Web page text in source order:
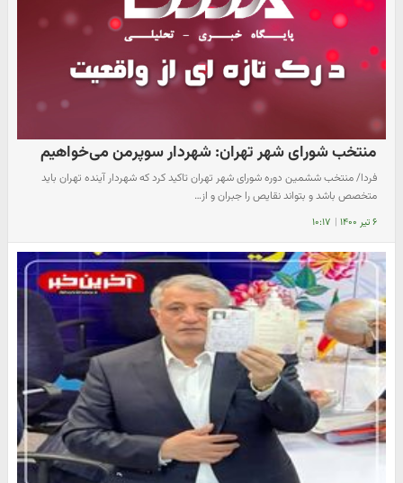
منتخب شورای شهر تهران: شهردار سوپرمن می‌خواهیم
فردا/ منتخب ششمین دوره شورای شهر تهران تاکید کرد که شهردار آینده تهران باید
متخصص باشد و بتواند نقایص را جبران و از…
۶ تیر ۱۴۰۰ | ۱۰:۱۷